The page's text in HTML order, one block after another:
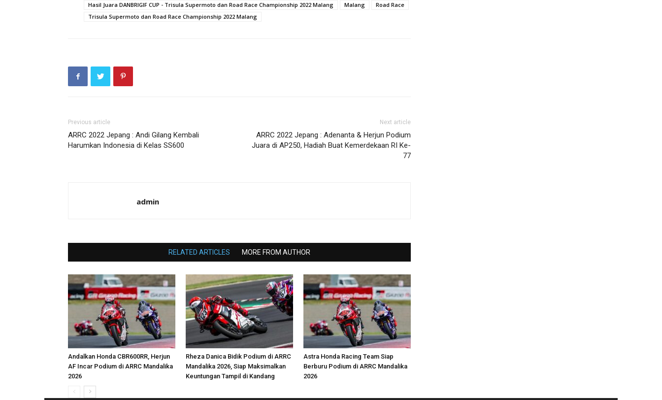
Hasil Juara DANBRIGIF CUP - Trisula Supermoto dan Road Race Championship 2022 Malang
Malang
Road Race
Trisula Supermoto dan Road Race Championship 2022 Malang
Previous article
ARRC 2022 Jepang : Andi Gilang Kembali
Harumkan Indonesia di Kelas SS600
Next article
ARRC 2022 Jepang : Adenanta & Herjun Podium
Juara di AP250, Hadiah Buat Kemerdekaan RI Ke-
77
admin
RELATED ARTICLES MORE FROM AUTHOR
Andalkan Honda CBR600RR, Herjun
AF Incar Podium di ARRC Mandalika
2026
Rheza Danica Bidik Podium di ARRC
Mandalika 2026, Siap Maksimalkan
Keuntungan Tampil di Kandang
Astra Honda Racing Team Siap
Berburu Podium di ARRC Mandalika
2026